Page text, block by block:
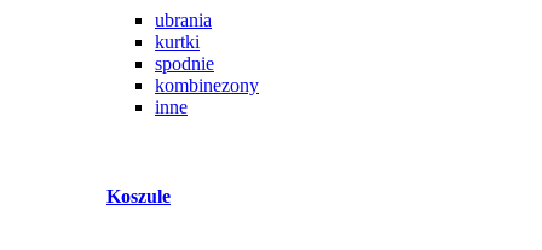
ubrania
kurtki
spodnie
kombinezony
inne
Koszule